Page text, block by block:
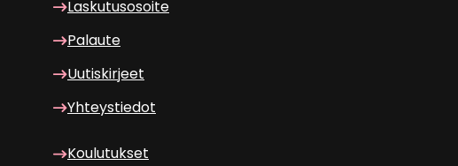
Las­ku­tuso­soi­te
Pa­lau­te
Uu­tis­kir­jeet
Yh­teys­tie­dot
Kou­lu­tuk­set